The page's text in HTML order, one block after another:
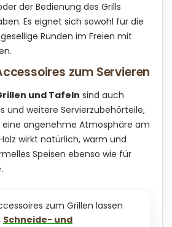
der Bedienung des Grills
Es eignet sich sowohl für die
Runden im Freien mit
zum Servieren
und Tafeln sind auch
und weitere Servierzubehörteile,
angenehme Atmosphäre am
wirkt natürlich, warm und
Speisen ebenso wie für
zum Grillen lassen
Schneide- und